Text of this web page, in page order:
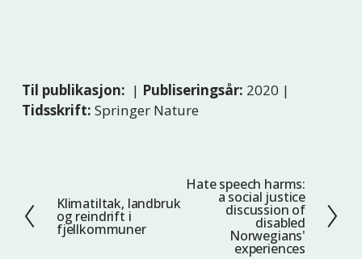
Til publikasjon: | Publiseringsår: 2020 |
Tidsskrift: Springer Nature
F
o
Klimatiltak, landbruk
og reindrift i
fjellkommuner
N
Hate speech harms:
a social justice
discussion of
disabled
Norwegians'
experiences